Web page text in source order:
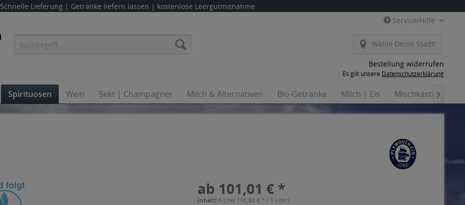
Schnelle Lieferung | Getränke liefern lassen | kostenlose Leergutmitnahme
Service/Hilfe
Wähle Deine Stadt!
Bestellung widerrufen
Es gilt unsere Datenschutzerklärung
Spirituosen Wein Sekt | Champagner Milch & Alternativen Bio-Getränke Milch | Eis Mischkästen

ab 101,01 € *
Inhalt: 6 Liter (16,84 € * / 1 Liter)